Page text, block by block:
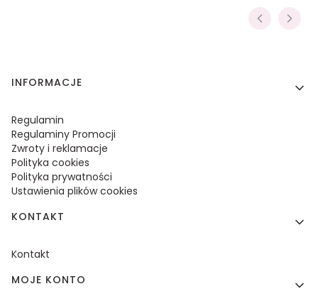
Linki w stopce
INFORMACJE
Regulamin
Regulaminy Promocji
Zwroty i reklamacje
Polityka cookies
Polityka prywatności
Ustawienia plików cookies
KONTAKT
Kontakt
MOJE KONTO